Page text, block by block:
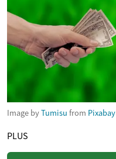
Image byTumisu from Pixabay
PLUS